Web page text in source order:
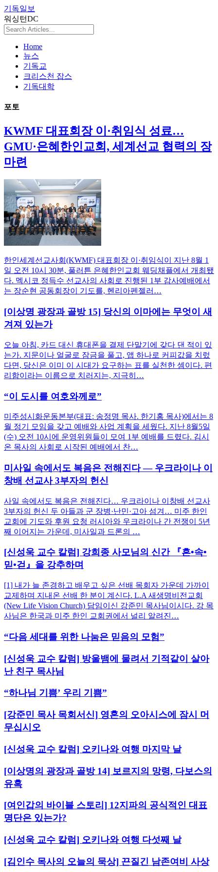
기독일보
워싱턴DC
Home
뉴스
기독교
크리스천 잡스
기독대학
포토
KWMF 대표회장 이·취임식 성료…
GMU·은혜한인교회, 세계선교 협력의 장
마련
한인세계선교사회(KWMF) 대표회장 이·취임식이 지난 8월 1
일 오전 10시 30분, 풀러튼 은혜한인교회 웨딩채플에서 개최됐
다. 멕시코 정득수 선교사의 사회로 진행된 1부 감사예배에서
는 장순현 공동회장이 기도를, 헨리아펜젤러…
[이상명 광장과 골방 15] 당신의 이마에는 무엇이 새
겨져 있는가
오늘 아침, 카드 대신 휴대폰을 결제 단말기에 갖다 댄 적이 있
는가. 지문이나 얼굴로 잠금을 풀고, 앱 하나로 커피값을 치렀
다면, 당신은 이미 이 시대가 요구하는 표를 실천한 셈이다. 편
리함이라는 이름으로 치러지는, 지극히…
“이 도시를 여호와께로”
미주성시화운동본부(대표: 송정명 목사. 한기홍 목사)에서는 8
월 정기 모임을 갖고 예배와 사업 계획을 세웠다. 지난 8월5일
(수) 오전 10시에 운영위원들이 모여 1부 예배를 드렸다. 김시
온 목사의 사회로 시작된 예배에서 찬…
미사일 속에서도 복음은 전해진다 — 우크라이나 이
창배 선교사 3부자의 헌신
사일 속에서도 복음은 전해진다… 우크라이나 이창배 선교사
3부자의 헌신 두 아들과 군 장병·난민·고아 섬겨… 미주 한인
교회에 기도와 후원 요청 러시아와 우크라이나 간 전쟁이 5년
째 이어지는 가운데, 미사일과 드론의 …
[신성욱 교수 칼럼] 강희종 사모님의 신간 『흔•속•
믿•걷』을 강추하며
[1] 내가 늘 존경하고 배우고 싶은 선배 목회자 가운데 가까이
교제하며 지내온 선배 한 분이 계신다. L.A 새생명비전교회
(New Life Vision Church) 담임이신 강준민 목사님이시다. 강 목
사님은 한국과 미주 한인 교회권에서 널리 알려진…
“다음 세대를 위한 나눔은 믿음의 모험”
[신성욱 교수 칼럼] 방울뱀에 물려서 기적같이 살아
난 친구 목사님
“하나님 기쁨’ 우리 기쁨”
[강준민 목사 목회서신] 영혼의 오아시스에 잠시 머
무십시오
[신성욱 교수 칼럼] 오키나와 여행 마지막 날
[이상명의 광장과 골방 14] 보르지의 망령, 다보스의
유혹
[여인갑의 바이블 스토리] 12지파의 공식적인 대표
명단은 있는가?
[신성욱 교수 칼럼] 오키나와 여행 다섯째 날
[김인수 목사의 오늘의 묵상] 끈질긴 남존여비 사상